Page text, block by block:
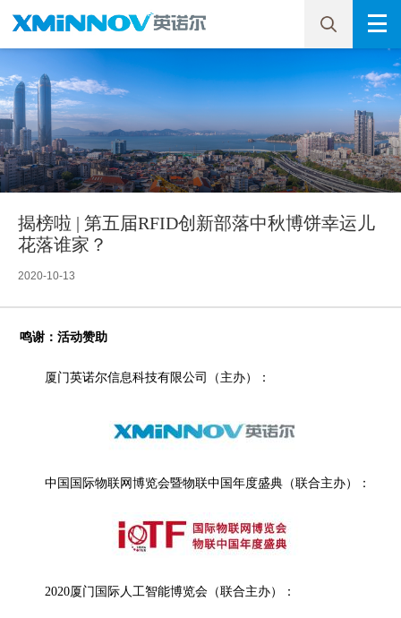
揭榜啦 | 第五届RFID创新部落中秋博饼幸运儿
花落谁家？
2020-10-13
鸣谢：活动赞助
厦门英诺尔信息科技有限公司（主办）：
中国国际物联网博览会暨物联中国年度盛典（联合主办）：
2020厦门国际人工智能博览会（联合主办）：